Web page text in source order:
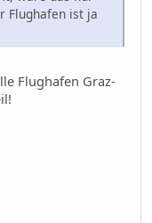
Flughafen ist ja
Flughafen Graz-